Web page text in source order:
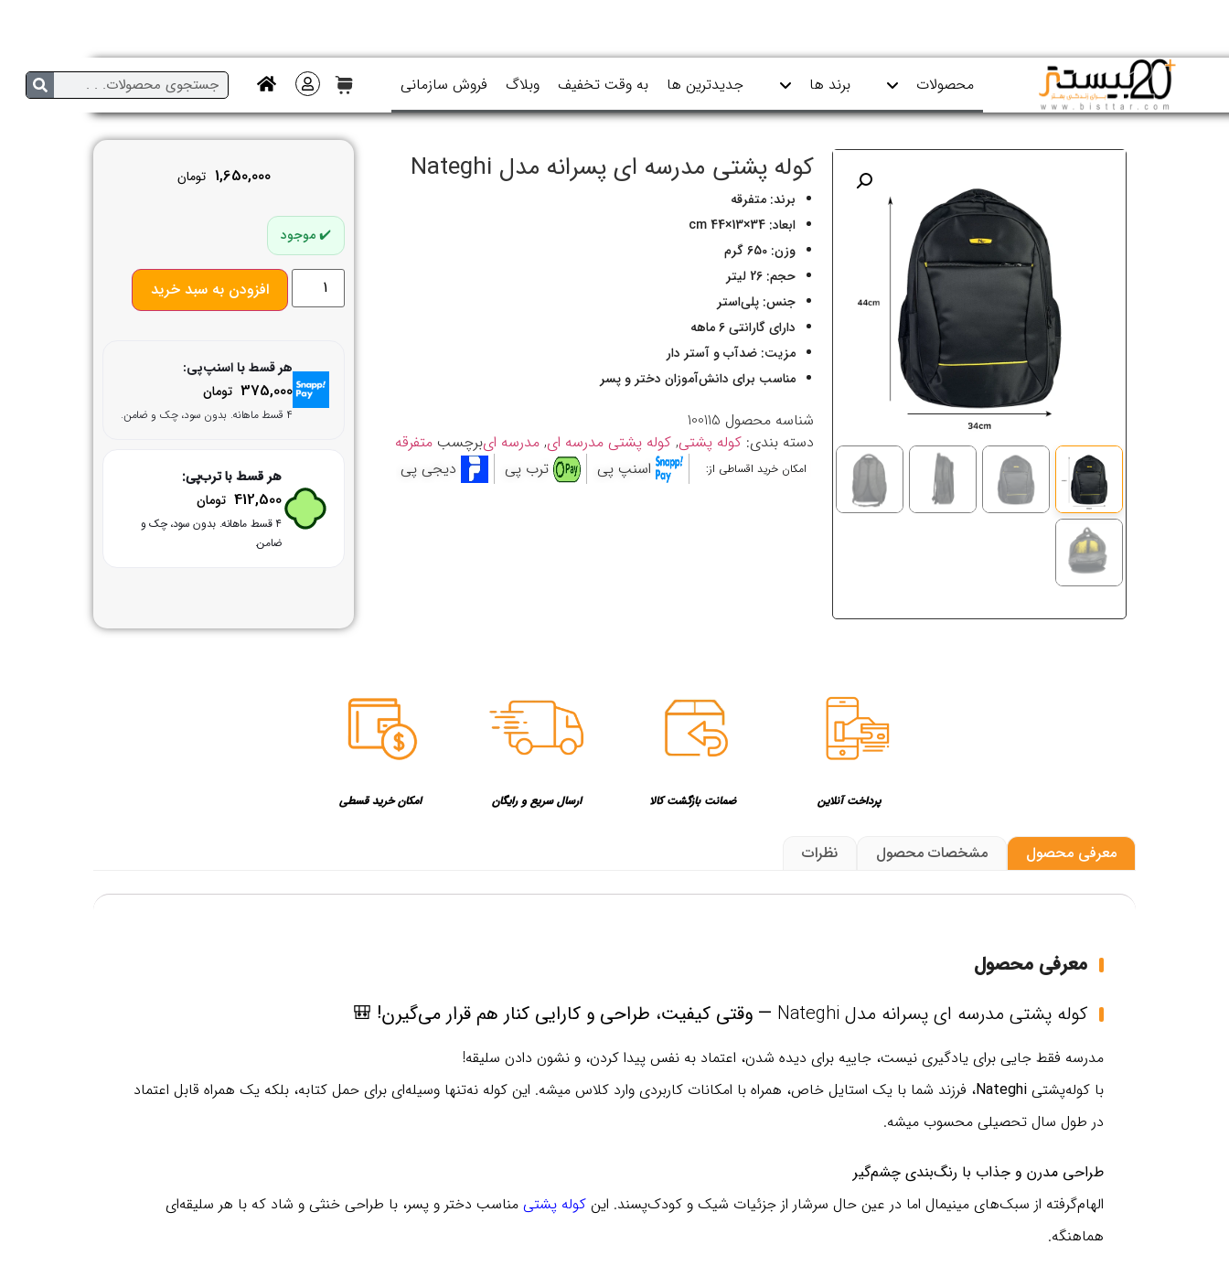
محصولات برند ها جدیدترین ها به وقت تخفیف وبلاگ فروش سازمانی
کوله پشتی مدرسه ای پسرانه مدل Nateghi
برند: متفرقه
ابعاد: 34×13×44 cm
وزن: 650 گرم
حجم: 26 لیتر
جنس: پلی‌استر
دارای گارانتی 6 ماهه
مزیت: ضدآب و آستر دار
مناسب برای دانش‌آموزان دختر و پسر
شناسه محصول 100115
دسته بندی: کوله پشتی, کوله پشتی مدرسه ای, مدرسه ایبرچسب متفرقه
امکان خرید اقساطی از: اسنپ پی ترب پی دیجی پی
1,650,000 تومان
موجود
افزودن به سبد خرید
هر قسط با اسنپ‌پی:
375,000 تومان
۴ قسط ماهانه. بدون سود، چک و ضامن.
هر قسط با ترب‌پی:
412,500 تومان
۴ قسط ماهانه. بدون سود، چک و
ضامن.
پرداخت آنلاین ضمانت بازگشت کالا ارسال سریع و رایگان امکان خرید قسطی
معرفی محصول مشخصات محصول نظرات
معرفی محصول
کوله پشتی مدرسه ای پسرانه مدل Nateghi
— وقتی کیفیت، طراحی و کارایی کنار هم قرار می‌گیرن! 🎒
مدرسه فقط جایی برای یادگیری نیست، جاییه برای دیده شدن، اعتماد به نفس پیدا کردن، و نشون دادن سلیقه!
با کوله‌پشتی Nateghi، فرزند شما با یک استایل خاص، همراه با امکانات کاربردی وارد کلاس میشه. این کوله نه‌تنها وسیله‌ای برای حمل کتابه، بلکه یک همراه قابل اعتماد
در طول سال تحصیلی محسوب میشه.
طراحی مدرن و جذاب با رنگ‌بندی چشم‌گیر
الهام‌گرفته از سبک‌های مینیمال اما در عین حال سرشار از جزئیات شیک و کودک‌پسند. این کوله پشتی مناسب دختر و پسر، با طراحی خنثی و شاد که با هر سلیقه‌ای
هماهنگه.